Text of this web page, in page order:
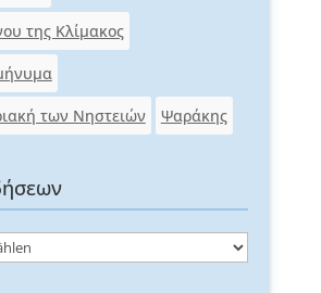
της Κλίμακος
των Νηστειών Ψαράκης